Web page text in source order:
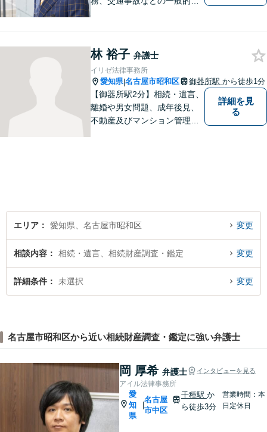
料】【桜山駅より徒歩８分】
【駐車場あり】【オンライン
相談可】
林 裕子 弁護士
イリゼ法律事務所
愛知県|名古屋市昭和区 御器所駅 から徒歩1分
【御器所駅2分】相続・遺言、
離婚や男女問題、成年後見、
不動産及びマンション管理な
詳細を見
る
エリア 愛知県、名古屋市昭和区 変更
相談内容 相続・遺言、相続財産調査・鑑定 変更
詳細条件 未選択 変更
名古屋市昭和区から近い相続財産調査・鑑定に強い弁護士
岡 厚希 弁護士 インタビューを見る
アイル法律事務所
愛
知
県
名古屋
市中区
千種駅 か
ら徒歩3分
営業時間：本
日定休日